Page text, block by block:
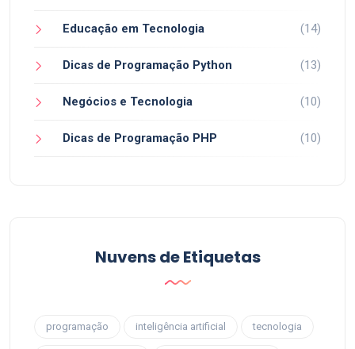
Educação em Tecnologia (14)
Dicas de Programação Python (13)
Negócios e Tecnologia (10)
Dicas de Programação PHP (10)
Nuvens de Etiquetas
programação inteligência artificial tecnologia